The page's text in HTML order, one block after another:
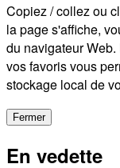
Copiez / collez ou
la page s'affiche,
du navigateur
vos favoris vous
stockage local de
Fermer
En vedette